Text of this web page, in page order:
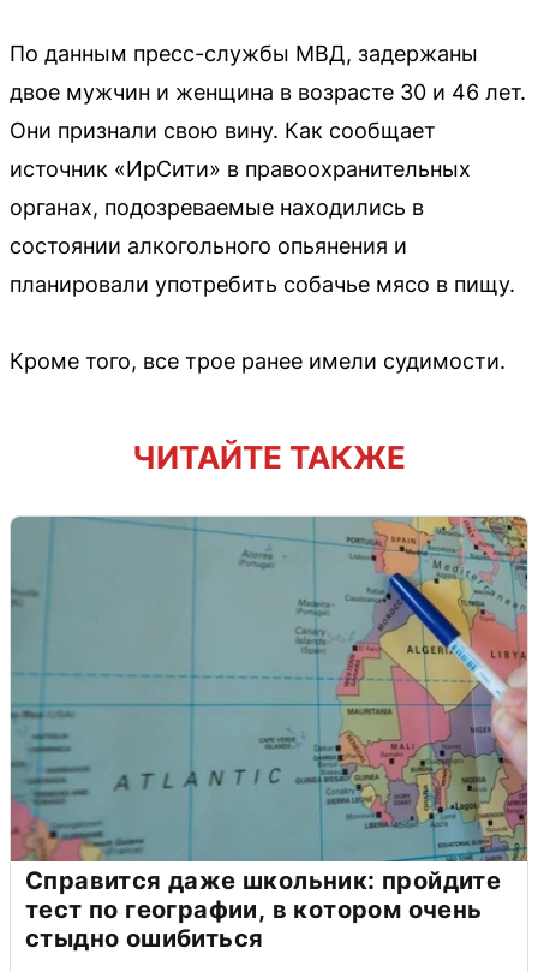
По данным пресс-службы МВД, задержаны
двое мужчин и женщина в возрасте 30 и 46 лет.
Они признали свою вину. Как сообщает
источник «ИрСити» в правоохранительных
органах, подозреваемые находились в
состоянии алкогольного опьянения и
планировали употребить собачье мясо в пищу.
Кроме того, все трое ранее имели судимости.
ЧИТАЙТЕ ТАКЖЕ
Справится даже школьник: пройдите
тест по географии, в котором очень
стыдно ошибиться